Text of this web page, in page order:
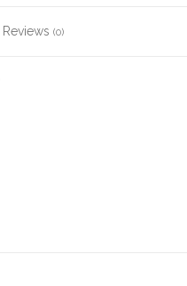
Reviews (0)